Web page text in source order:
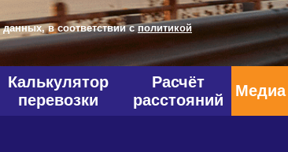
в соответствии сполитикой
Калькулятор
перевозки
Расчёт
расстояний
Медиа